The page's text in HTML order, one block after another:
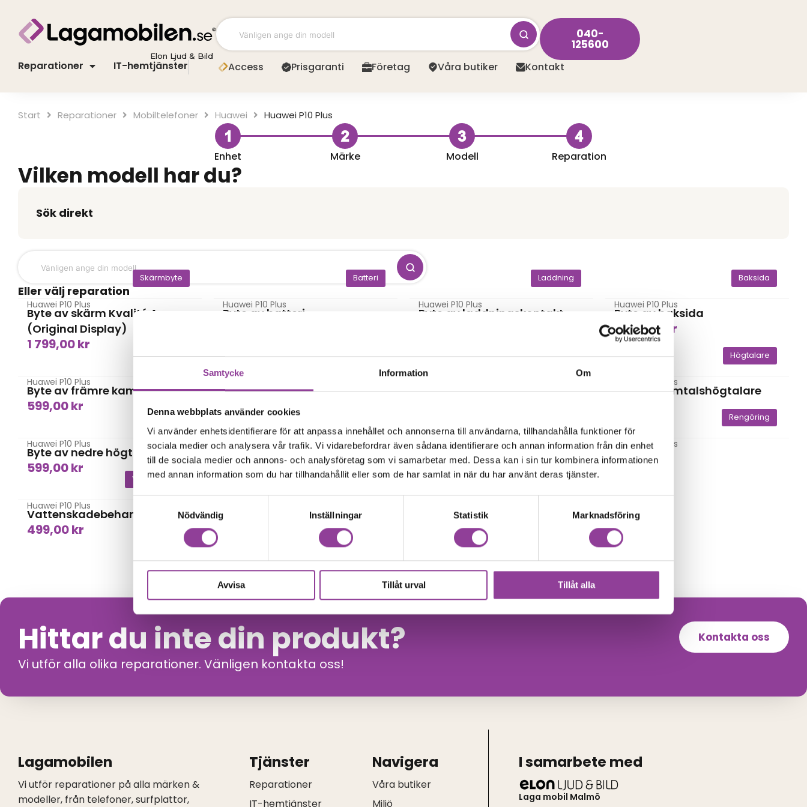
Samtycke Information Om
Denna webbplats använder cookies
Vi använder enhetsidentifierare för att anpassa innehållet och annonserna till användarna, tillhandahålla funktioner för
sociala medier och analysera vår trafik. Vi vidarebefordrar även sådana identifierare och annan information från din enhet
till de sociala medier och annons- och analysföretag som vi samarbetar med. Dessa kan i sin tur kombinera informationen
med annan information som du har tillhandahållit eller som de har samlat in när du har använt deras tjänster.
Nödvändig
Inställningar Statistik Marknadsföring
Avvisa Tillåt urval Tillåt alla
innehåll
Elon Ljud & Bild
040-
125600
Reparationer IT-hemtjänster Access Prisgaranti Företag Våra butiker Kontakt
Start Mobiltelefoner Huawei Huawei P10 Plus
Enhet Märke Modell Reparation
Vilken modell har du?
Sök direkt
Eller välj reparation
Skärmbyte
Huawei P10 Plus
Byte av skärm Kvalité A
(Original Display)
1 799,00kr
Batteri
Huawei P10 Plus
Byte av batteri
Laddning
Huawei P10 Plus
Byte av laddningskontakt
Baksida
Huawei P10 Plus
Byte av baksida
1 399,00 kr
Kamera
Huawei P10 Plus
Byte av främre kamera
599,00kr
Kamera
Huawei P10 Plus
Byte av bakre kamera
1 299,00kr
Kamera
Byte av kamera glaslins
Högtalare
Huawei P10 Plus
Byte av samtalshögtalare
Högtalare
Huawei P10 Plus
Byte av nedre högtalare
599,00kr
Huawei P10 Plus
Byte av ström & volym
499,00kr
Huawei P10 Plus
Felsökning
299,00kr
Rengöring
Huawei P10 Plus
Rengöring
299,00kr
Vattenskada
Huawei P10 Plus
Vattenskadebehandling
499,00kr
Data recovery
Data Recovery
Hittar du inte din produkt?
Vi utför alla olika reparationer. Vänligen kontakta oss!
Kontakta oss
Lagamobilen
Vi utför reparationer på alla märken &
modeller, från telefoner, surfplattor,
Tjänster
Reparationer
IT-hemtjänster
Navigera
Våra butiker
Miljö
I samarbete med
Laga mobil Malmö